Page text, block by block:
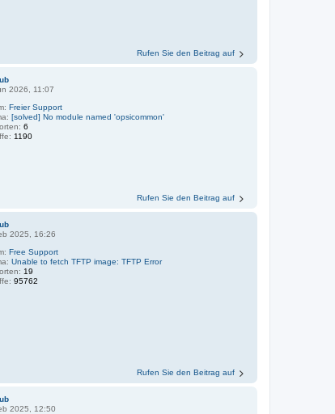
Rufen Sie den Beitrag auf
2026, 11:07
Freier Support
[solved] No module named 'opsicommon'
6
1190
Rufen Sie den Beitrag auf
2025, 16:26
Free Support
Unable to fetch TFTP image: TFTP Error
19
95762
Rufen Sie den Beitrag auf
2025, 12:50